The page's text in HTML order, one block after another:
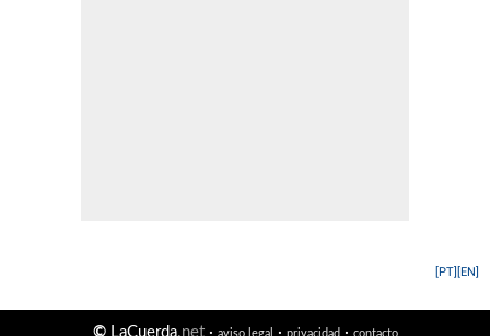
[EN]
[PT]
©LaCuerda.net· aviso legal · privacidad· contacto